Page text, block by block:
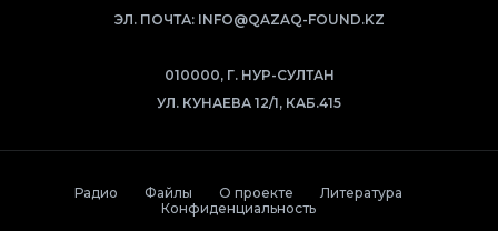
ЭЛ. ПОЧТА: INFO@QAZAQ-FOUND.KZ
010000, Г. НУР-СУЛТАН
УЛ. КУНАЕВА 12/1, КАБ.415
Радио Файлы О проекте
Литература
Конфиденциальность